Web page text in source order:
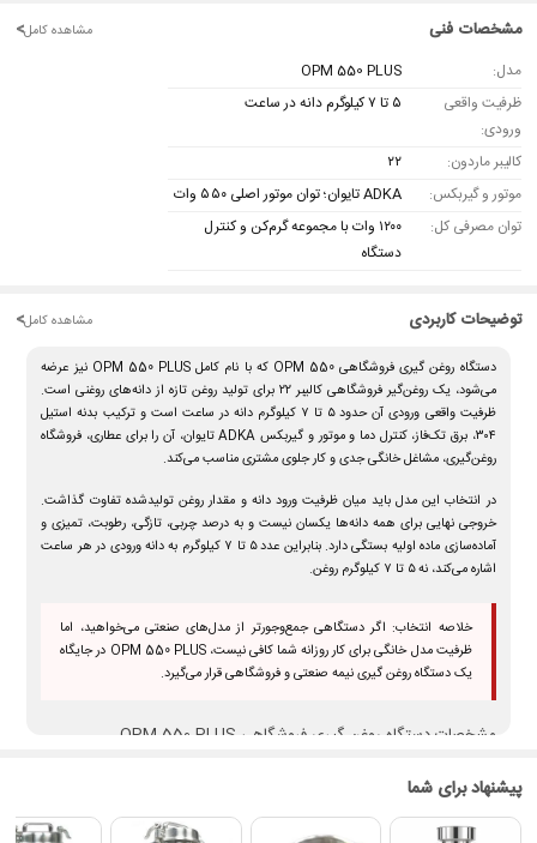
مشخصات فنی مشاهده کامل<
مدل:
OPM 550 PLUS
ظرفیت واقعی
ورودی:
۵ تا ۷ کیلوگرم دانه در ساعت
کالیبر ماردون:
۲۲
موتور و گیربکس:
ADKA تایوان؛ توان موتور اصلی ۵۵۰ وات
توان مصرفی کل:
۱۲۰۰ وات با مجموعه گرم‌کن و کنترل
دستگاه
توضیحات کاربردی مشاهده کامل<
دستگاه روغن گیری فروشگاهی OPM 550 که با نام کامل OPM 550 PLUS نیز عرضه
می‌شود، یک روغن‌گیر فروشگاهی کالیبر ۲۲ برای تولید روغن تازه از دانه‌های روغنی است.
ظرفیت واقعی ورودی آن حدود۵ تا ۷ کیلوگرم دانه در ساعت
است و ترکیب بدنه استیل
۳۰۴، برق تک‌فاز، کنترل دما و موتور و گیربکس ADKA تایوان، آن را برای عطاری، فروشگاه
روغن‌گیری، مشاغل خانگی جدی و کار جلوی مشتری مناسب می‌کند.
در انتخاب این مدل باید میان ظرفیت ورود دانه و مقدار روغن تولیدشده تفاوت گذاشت.
خروجی نهایی برای همه دانه‌ها یکسان نیست و به درصد چربی، تازگی، رطوبت، تمیزی و
آماده‌سازی ماده اولیه بستگی دارد. بنابراین عدد ۵ تا ۷ کیلوگرم به دانه ورودی در هر ساعت
اشاره می‌کند، نه ۵ تا ۷ کیلوگرم روغن.
خلاصه انتخاب: اگر دستگاهی جمع‌وجورتر از مدل‌های صنعتی می‌خواهید، اما
ظرفیت مدل خانگی برای کار روزانه شما کافی نیست، OPM 550 PLUS در جایگاه
یکدستگاه روغن گیری نیمه صنعتی و فروشگاهیقرار می‌گیرد.
مشخصات دستگاه روغن گیری فروشگاهی OPM 550 PLUS
ظرفیت واقعی ورودی
پیشنهاد برای شما